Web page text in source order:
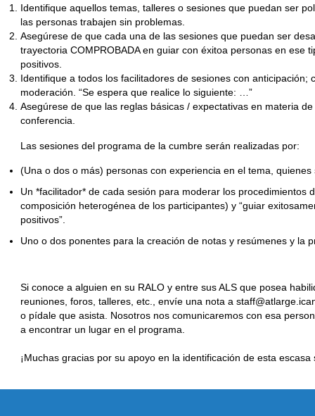
Identifique aquellos temas, talleres o sesiones que puedan ser
las personas trabajen sin problemas.
Asegúrese de que cada una de las sesiones que puedan ser
trayectoria COMPROBADA en guiar con éxitoa personas en ese
positivos.
Identifique a todos los facilitadores de sesiones con anticipación;
moderación. “Se espera que realice lo siguiente: …”
Asegúrese de que las reglas básicas / expectativas en materia
conferencia.
Las sesiones del programa de la cumbre serán realizadas por:
(Una o dos o más) personas con experiencia en el tema,
Un *facilitador* de cada sesión para moderar los procedimientos
composición heterogénea de los participantes) y “guiar
positivos”.
Uno o dos ponentes para la creación de notas y resúmenes y la
Si conoce a alguien en su RALO y entre sus ALS que posea
reuniones, foros, talleres, etc., envíe una nota a
o pídale que asista. Nosotros nos comunicaremos con esa
a encontrar un lugar en el programa.
¡Muchas gracias por su apoyo en la identificación de esta